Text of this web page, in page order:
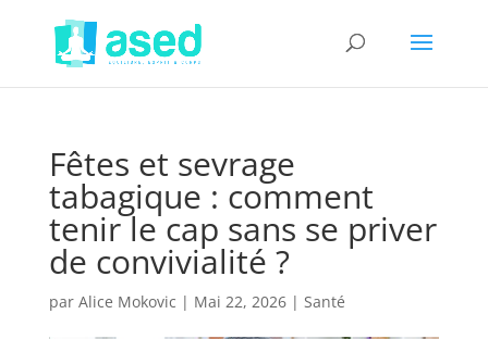
Fêtes et sevrage
tabagique : comment
tenir le cap sans se priver
de convivialité ?
par Alice Mokovic | Mai 22, 2026| Santé